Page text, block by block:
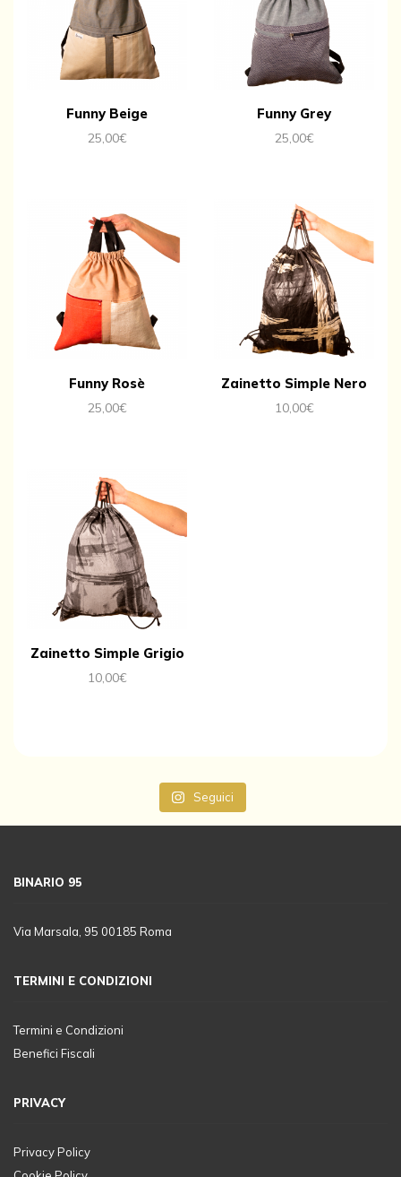
Funny Beige
25,00€
Funny Grey
25,00€
Funny Rosè
25,00€
Zainetto Simple Nero
10,00€
Zainetto Simple Grigio
10,00€
Seguici
BINARIO 95
Via Marsala, 95 00185 Roma
TERMINI E CONDIZIONI
Termini e Condizioni
Benefici Fiscali
PRIVACY
Privacy Policy